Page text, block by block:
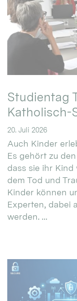
Studientag
Katholisch-
20. Juli 2026
Auch Kinder
Es gehört zu
dass sie ihr
dem Tod und
Kinder können
Experten, dabei
werden. ...